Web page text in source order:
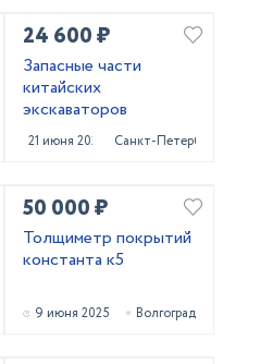
24 600 ₽
Запасные части
китайских
экскаваторов
21 июня 2025 Санкт-Петербург
50 000 ₽
Толщиметр покрытий
константа к5
9 июня 2025 Волгоград